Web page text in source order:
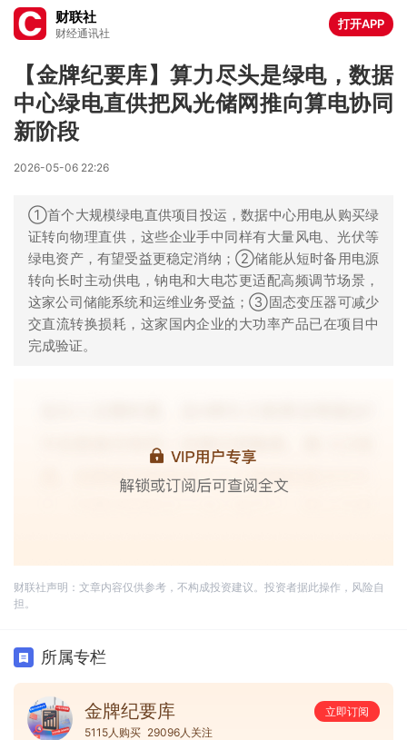
财联社
财经通讯社
打开APP
【金牌纪要库】算力尽头是绿电，数据
中心绿电直供把风光储网推向算电协同
新阶段
2026-05-06 22:26
①首个大规模绿电直供项目投运，数据中心用电从购买绿
证转向物理直供，这些企业手中同样有大量风电、光伏等
绿电资产，有望受益更稳定消纳；②储能从短时备用电源
转向长时主动供电，钠电和大电芯更适配高频调节场景，
这家公司储能系统和运维业务受益；③固态变压器可减少
交直流转换损耗，这家国内企业的大功率产品已在项目中
完成验证。
财联社声明：文章内容仅供参考，不构成投资建议。投资者据此操作，风险自
担。
所属专栏
金牌纪要库
立即订阅
5115人购买 29096人关注